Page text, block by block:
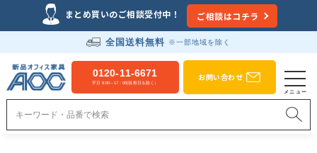
まとめ買いのご相談受付中！ ご相談はコチラ
全国送料無料 ※一部地域を除く
0120-11-6671
平日 9:00～17：00(祝祭日を除く）
お問い合わせ